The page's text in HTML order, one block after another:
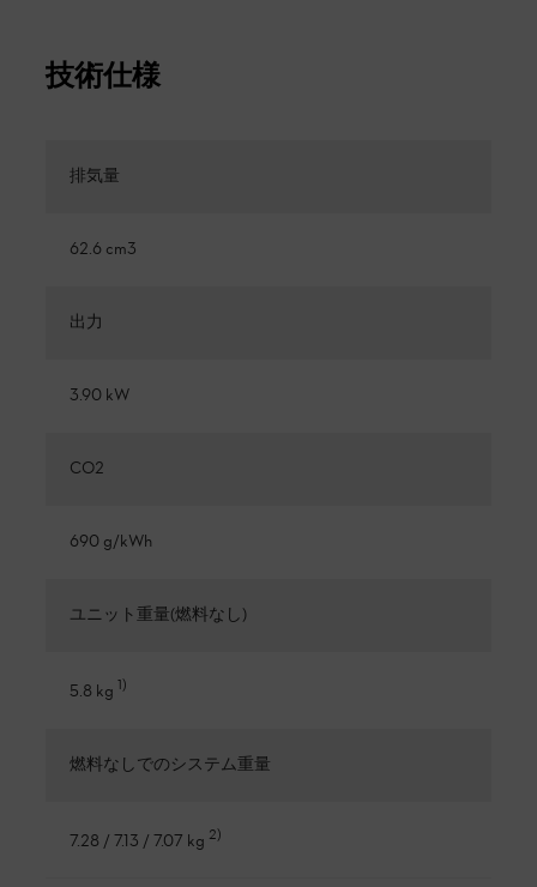
技術仕様
排気量
62.6 cm3
出力
3.90 kW
CO2
690 g/kWh
ユニット重量(燃料なし)
5.8 kg 1)
燃料なしでのシステム重量
7.28 / 7.13 / 7.07 kg 2)